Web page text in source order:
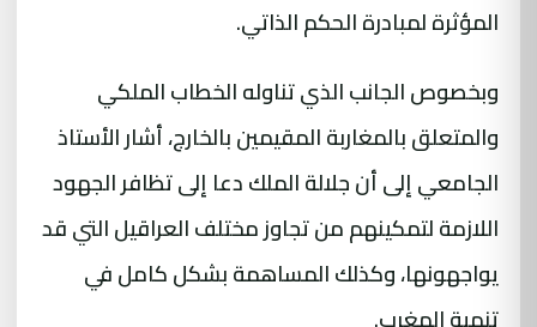
المؤثرة لمبادرة الحكم الذاتي.
وبخصوص الجانب الذي تناوله الخطاب الملكي
والمتعلق بالمغاربة المقيمين بالخارج، أشار الأستاذ
الجامعي إلى أن جلالة الملك دعا إلى تظافر الجهود
اللازمة لتمكينهم من تجاوز مختلف العراقيل التي قد
يواجهونها، وكذلك المساهمة بشكل كامل في
تنمية المغرب.